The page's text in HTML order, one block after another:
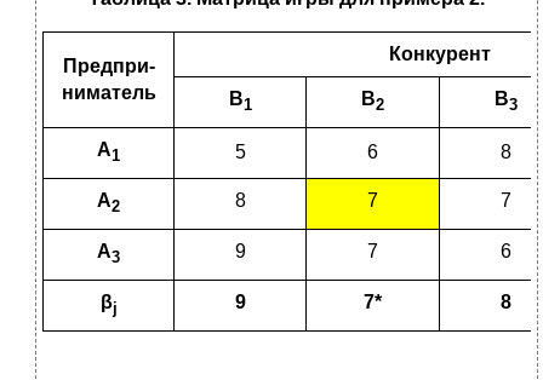
Предпри­
ниматель
Конкурент
B1 B2 B3
A1 5 6 8
A2 8 7 7
A3 9 7 6
βj 9 7* 8